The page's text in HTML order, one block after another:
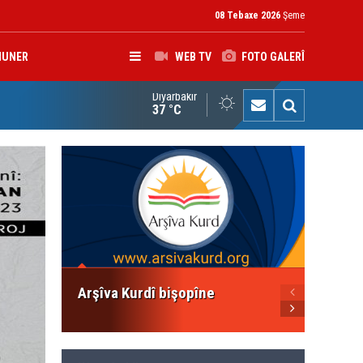
08 Tebaxe 2026 Şeme
WEB TV FOTO GALERÎ
Iraqê Fermandariya Operasyonên Rojhilatê Dîcleyê
Diyarbakır
37 °C
Arşîva Kurdî bişopîne